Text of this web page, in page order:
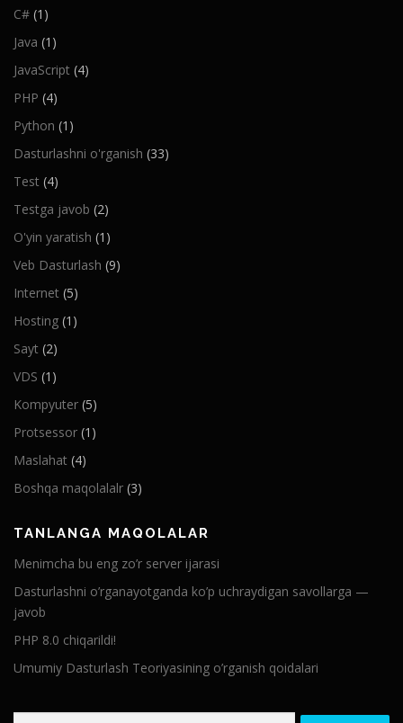
C# (1)
Java (1)
JavaScript (4)
PHP (4)
Python (1)
Dasturlashni o'rganish (33)
Test (4)
Testga javob (2)
O'yin yaratish (1)
Veb Dasturlash (9)
Internet (5)
Hosting (1)
Sayt (2)
VDS (1)
Kompyuter (5)
Protsessor (1)
Maslahat (4)
Boshqa maqolalalr (3)
TANLANGA MAQOLALAR
Menimcha bu eng zo’r server ijarasi
Dasturlashni o’rganayotganda ko’p uchraydigan savollarga —
javob
PHP 8.0 chiqarildi!
Umumiy Dasturlash Teoriyasining o’rganish qoidalari